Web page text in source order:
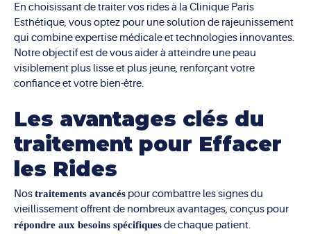
En choisissant de traiter vos rides à la Clinique Paris
Esthétique, vous optez pour une solution de rajeunissement
qui combine expertise médicale et technologies innovantes.
Notre objectif est de vous aider à atteindre une peau
visiblement plus lisse et plus jeune, renforçant votre
confiance et votre bien-être.
Les avantages clés du
traitement pour Effacer
les Rides
Nostraitements avancés pour combattre les signes du
vieillissement offrent de nombreux avantages, conçus pour
répondre aux besoins spécifiquesde chaque patient.